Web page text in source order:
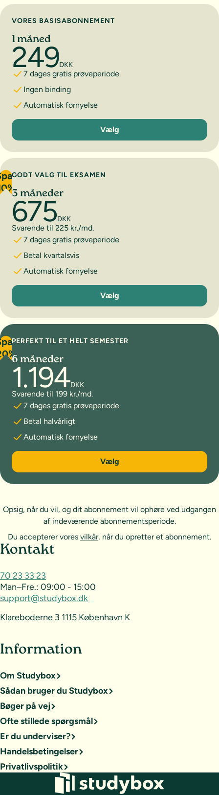
Vælg abonnement
VORES BASISABONNEMENT
1 måned
249DKK
7 dages gratis prøveperiode
Ingen binding
Automatisk fornyelse
1 måned
Vælg
GODT VALG TIL EKSAMEN
3 måneder
675DKK
Svarende til 225 kr./md.
7 dages gratis prøveperiode
Betal kvartalsvis
Automatisk fornyelse
3 måneder
Vælg
PERFEKT TIL ET HELT SEMESTER
6 måneder
1.194DKK
Svarende til 199 kr./md.
7 dages gratis prøveperiode
Betal halvårligt
Automatisk fornyelse
6 måneder
Vælg
Opsig, når du vil, og dit abonnement vil ophøre ved udgangen
af indeværende abonnementsperiode.
Du accepterer vores vilkår, når du opretter et abonnement.
Sideoversigt og kontakt
Kontakt
70 23 33 23
Man–Fre.: 09:00 - 15:00
support@studybox.dk
Klareboderne 3 1115 København K
Information
Om Studybox
Sådan bruger du Studybox
Bøger på vej
Ofte stillede spørgsmål
Er du underviser?
Handelsbetingelser
Privatlivspolitik